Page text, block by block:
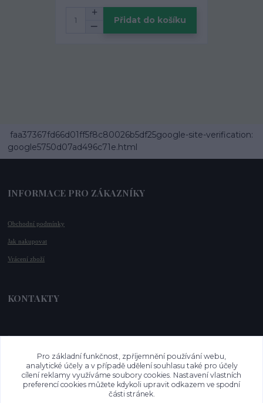
Přidat do košíku
faa37367fd66d01ff5f8c80026b5df25google-site-verification:
google5750d07ad496c71e.html
INFORMACE PRO ZÁKAZNÍKY
Obchodní podmínky
Jak nakupovat
Vrácení zboží
KONTAKTY
📞 +420 732 779 508
www.vysnenekabelky.cz
Pro základní funkčnost, zpříjemnění používání webu,
analytické účely a v případě udělení souhlasu také pro účely
cílení reklamy využíváme soubory cookies. Nastavení vlastních
preferencí cookies můžete kdykoli upravit odkazem ve spodní
části stránek.